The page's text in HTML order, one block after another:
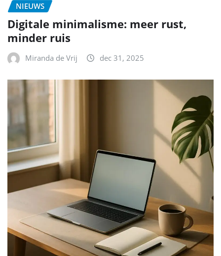
NIEUWS
Digitale minimalisme: meer rust,
minder ruis
Miranda de Vrij dec 31, 2025